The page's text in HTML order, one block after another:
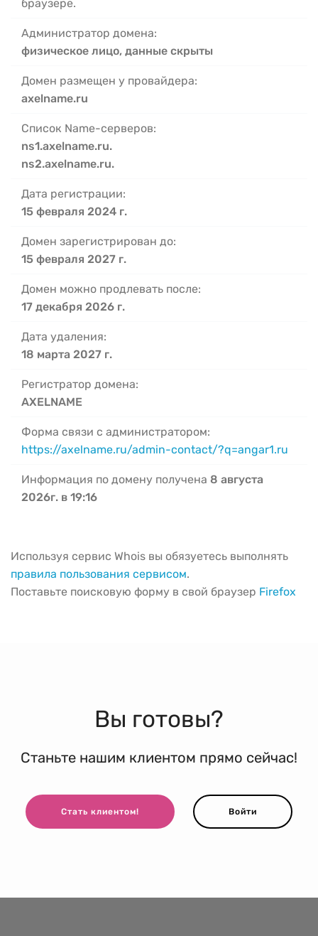
браузере.
Администратор домена:
физическое лицо, данные скрыты
Домен размещен у провайдера:
axelname.ru
Список Name-серверов:
ns1.axelname.ru.
ns2.axelname.ru.
Дата регистрации:
15 февраля 2024 г.
Домен зарегистрирован до:
15 февраля 2027 г.
Домен можно продлевать после:
17 декабря 2026 г.
Дата удаления:
18 марта 2027 г.
Регистратор домена:
AXELNAME
Форма связи с администратором:
https://axelname.ru/admin-contact/?q=angar1.ru
Информация по домену получена 8 августа
2026г. в 19:16
Используя сервис Whois вы обязуетесь выполнять
правила пользования сервисом.
Поставьте поисковую форму в свой браузер Firefox
Вы готовы?
Станьте нашим клиентом прямо сейчас!
Стать клиентом! Войти